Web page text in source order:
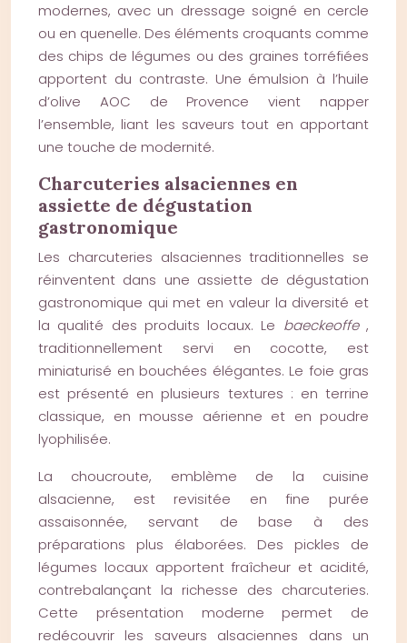
modernes, avec un dressage soigné en cercle
ou en quenelle. Des éléments croquants comme
des chips de légumes ou des graines torréfiées
apportent du contraste. Une émulsion à l’huile
d’olive AOC de Provence vient napper
l’ensemble, liant les saveurs tout en apportant
une touche de modernité.
Charcuteries alsaciennes en
assiette de dégustation
gastronomique
Les charcuteries alsaciennes traditionnelles se
réinventent dans une assiette de dégustation
gastronomique qui met en valeur la diversité et
la qualité des produits locaux. Le baeckeoffe,
traditionnellement servi en cocotte, est
miniaturisé en bouchées élégantes. Le foie gras
est présenté en plusieurs textures : en terrine
classique, en mousse aérienne et en poudre
lyophilisée.
La choucroute, emblème de la cuisine
alsacienne, est revisitée en fine purée
assaisonnée, servant de base à des
préparations plus élaborées. Des pickles de
légumes locaux apportent fraîcheur et acidité,
contrebalançant la richesse des charcuteries.
Cette présentation moderne permet de
redécouvrir les saveurs alsaciennes dans un